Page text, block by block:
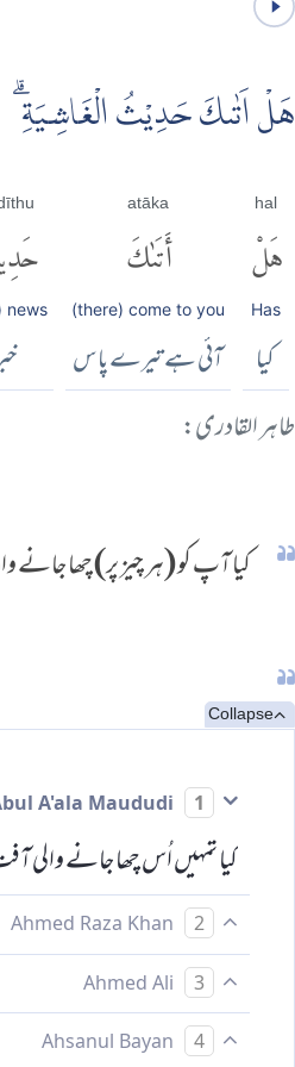
هَلْ اَتٰٮكَ حَدِيْثُ الْغَاشِيَةِۗ
hal
هَلْ
Has
کیا
atāka
أَتَىٰكَ
(there) come to you
آئی ہے تیرے پاس
news
طاہر القادری:
کیا آپ کو (ہر چیز پر) چھا جانے
Collapse
1
کیا تمہیں اُس چھا جانے والی
2
بیشک تمہارے پاس اس مصیبت کی
3
کیا آپ کے پاس سب پرچھا جانے
4